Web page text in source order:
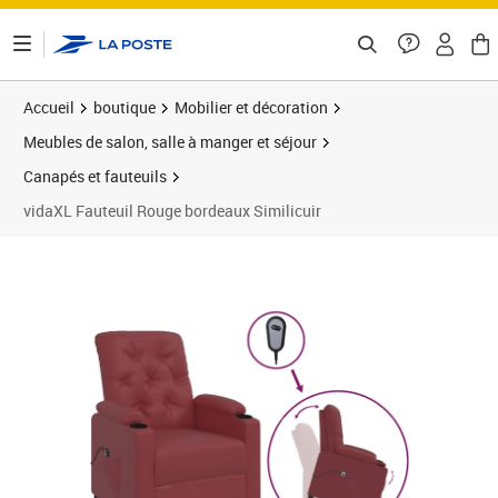
Accueil boutique
Mobilier et décoration
Meubles de salon, salle à manger et séjour
Canapés et fauteuils
vidaXL Fauteuil Rouge bordeaux Similicuir